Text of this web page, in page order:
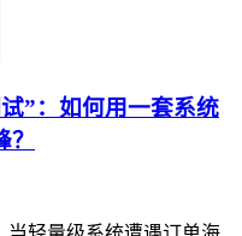
”：如何用一套系统